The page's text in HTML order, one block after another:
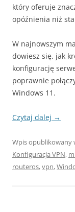
który oferuje
opóźnienia niż
W najnowszym
dowiesz się, jak
konfigurację
poprawnie
Windows 11.
Czytaj dalej →
Wpis opublikowany
Konfiguracja VPN,
routeros,vpn,